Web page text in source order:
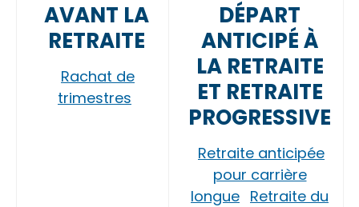
AVANT LA
RETRAITE
Rachat de
trimestres
DÉPART
ANTICIPÉ À
LA RETRAITE
ET RETRAITE
PROGRESSIVE
Retraite anticipée
pour carrière
longue Retraite du